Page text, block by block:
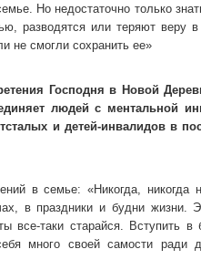
Но недостаточно только
разводятся или теряют веру
не смогли сохранить ее»
Господня в Новой
людей с ментальной
и детей-инвалидов в
в семье: «Никогда, никогда
в праздники и будни жизни.
все-таки старайся. Вступить в
много своей самости ради